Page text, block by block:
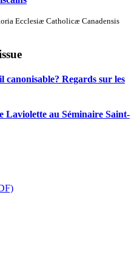
Ecclesiæ Catholicæ Canadensis
canonisable? Regards sur les
Laviolette au Séminaire Saint-